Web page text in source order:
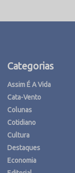
Categorias
Assim É A Vida
Cata-Vento
Colunas
Cotidiano
Cultura
Destaques
Economia